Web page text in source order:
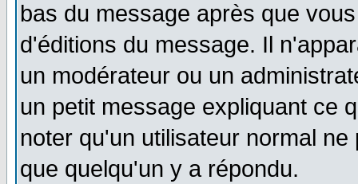
bas du message après que
d'éditions du message. Il
un modérateur ou un
un petit message expliquant ce
noter qu'un utilisateur normal
que quelqu'un y a répondu.